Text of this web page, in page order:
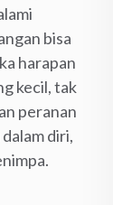
bisa
harapan
kecil, tak
peranan
diri,